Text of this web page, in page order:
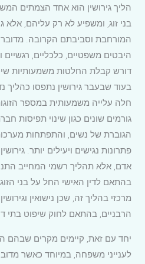
הליך גירושין הוא אחד הצמתים
בני זוג, ומשפיע לא רק עליהם,
המורחבת וסביבתם הקרובה.
היבטים משפטיים, כלכליים,
דורש קבלת החלטות משמעותיות
בעוד שבעבר גירושין נתפסו כהליך
חלה עלייה משמעותית במספר
גורמים שונים כגון שינוי תפיסות
הגוברת של נשים, והתפתחות
פתרונות נגישים ויעילים יותר.
אדם, אלא תהליך רשמי המחייב
בהתאם לדין האישי החל על בני
מרכזי בהליך זה, שכן נישואין
הרבניים, בהתאם לחוק שיפוט בתי
יחד עם זאת, קיימים מקרים
לענייני משפחה, במיוחד כאשר